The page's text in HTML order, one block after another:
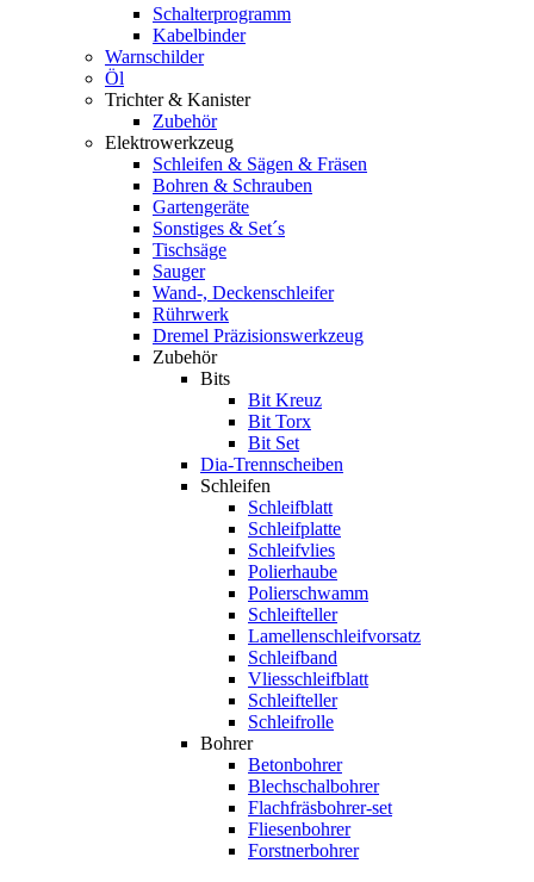
Schalterprogramm
Kabelbinder
Warnschilder
Öl
Trichter & Kanister
Zubehör
Elektrowerkzeug
Schleifen & Sägen & Fräsen
Bohren & Schrauben
Gartengeräte
Sonstiges & Set´s
Tischsäge
Sauger
Wand-, Deckenschleifer
Rührwerk
Dremel Präzisionswerkzeug
Zubehör
Bits
Bit Kreuz
Bit Torx
Bit Set
Dia-Trennscheiben
Schleifen
Schleifblatt
Schleifplatte
Schleifvlies
Polierhaube
Polierschwamm
Schleifteller
Lamellenschleifvorsatz
Schleifband
Vliesschleifblatt
Schleifteller
Schleifrolle
Bohrer
Betonbohrer
Blechschalbohrer
Flachfräsbohrer-set
Fliesenbohrer
Forstnerbohrer